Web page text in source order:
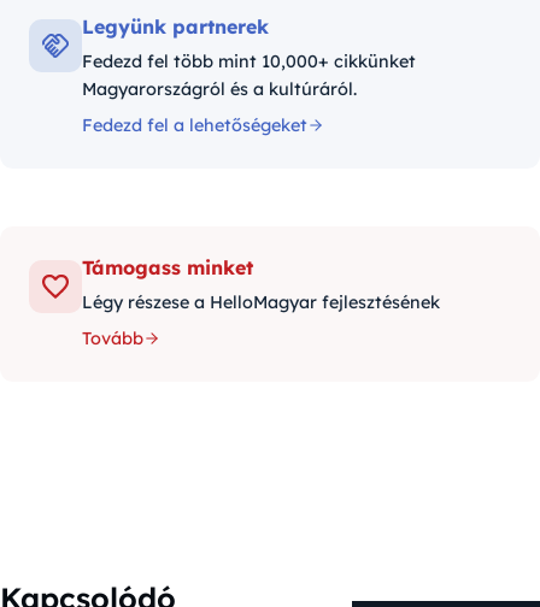
Legyünk partnerek
Fedezd fel több mint 10,000+ cikkünket
Magyarországról és a kultúráról.
Fedezd fel a lehetőségeket
Támogass minket
Légy részese a HelloMagyar fejlesztésének
Tovább
Kapcsolódó